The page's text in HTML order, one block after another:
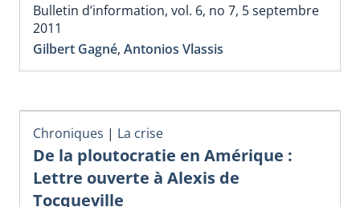
Bulletin d’information, vol. 6, no 7, 5 septembre
2011
Gilbert Gagné, Antonios Vlassis
Chroniques | La crise
De la ploutocratie en Amérique :
Lettre ouverte à Alexis de
Tocqueville